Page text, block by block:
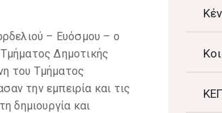
– Ευόσμου – ο
Δημοτικής
του Τμήματος
την εμπειρία και τις
δημιουργία και